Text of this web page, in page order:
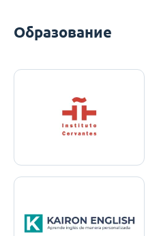
Образование